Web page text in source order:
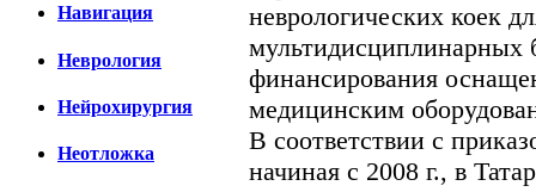
Навигация
Неврология
Нейрохирургия
Неотложка
неврологических коек
мультидисциплинарных
финансирования
медицинским
В соответствии с
начиная с 2008 г., в